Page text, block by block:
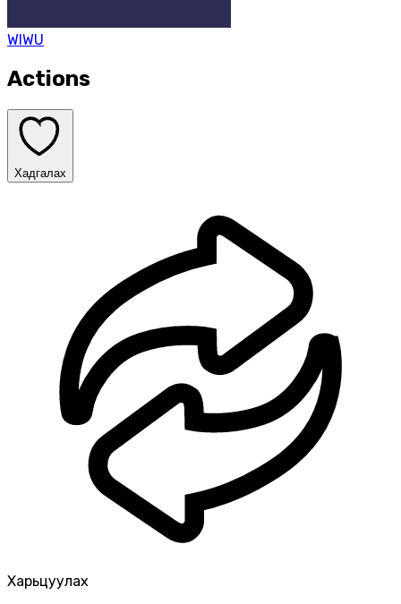
WIWU
Actions
Хадгалах
Харьцуулах